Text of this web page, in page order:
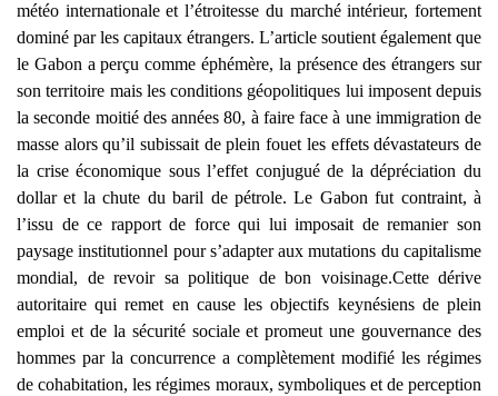
météo internationale et l’étroitesse du marché intérieur, fortement
dominé par les capitaux étrangers. L’article soutient également que
le Gabon a perçu comme éphémère, la présence des étrangers sur
son territoire mais les conditions géopolitiques lui imposent depuis
la seconde moitié des années 80, à faire face à une immigration de
masse alors qu’il subissait de plein fouet les effets dévastateurs de
la crise économique sous l’effet conjugué de la dépréciation du
dollar et la chute du baril de pétrole. Le Gabon fut contraint, à
l’issu de ce rapport de force qui lui imposait de remanier son
paysage institutionnel pour s’adapter aux mutations du capitalisme
mondial, de revoir sa politique de bon voisinage.Cette dérive
autoritaire qui remet en cause les objectifs keynésiens de plein
emploi et de la sécurité sociale et promeut une gouvernance des
hommes par la concurrence a complètement modifié les régimes
de cohabitation, les régimes moraux, symboliques et de perception